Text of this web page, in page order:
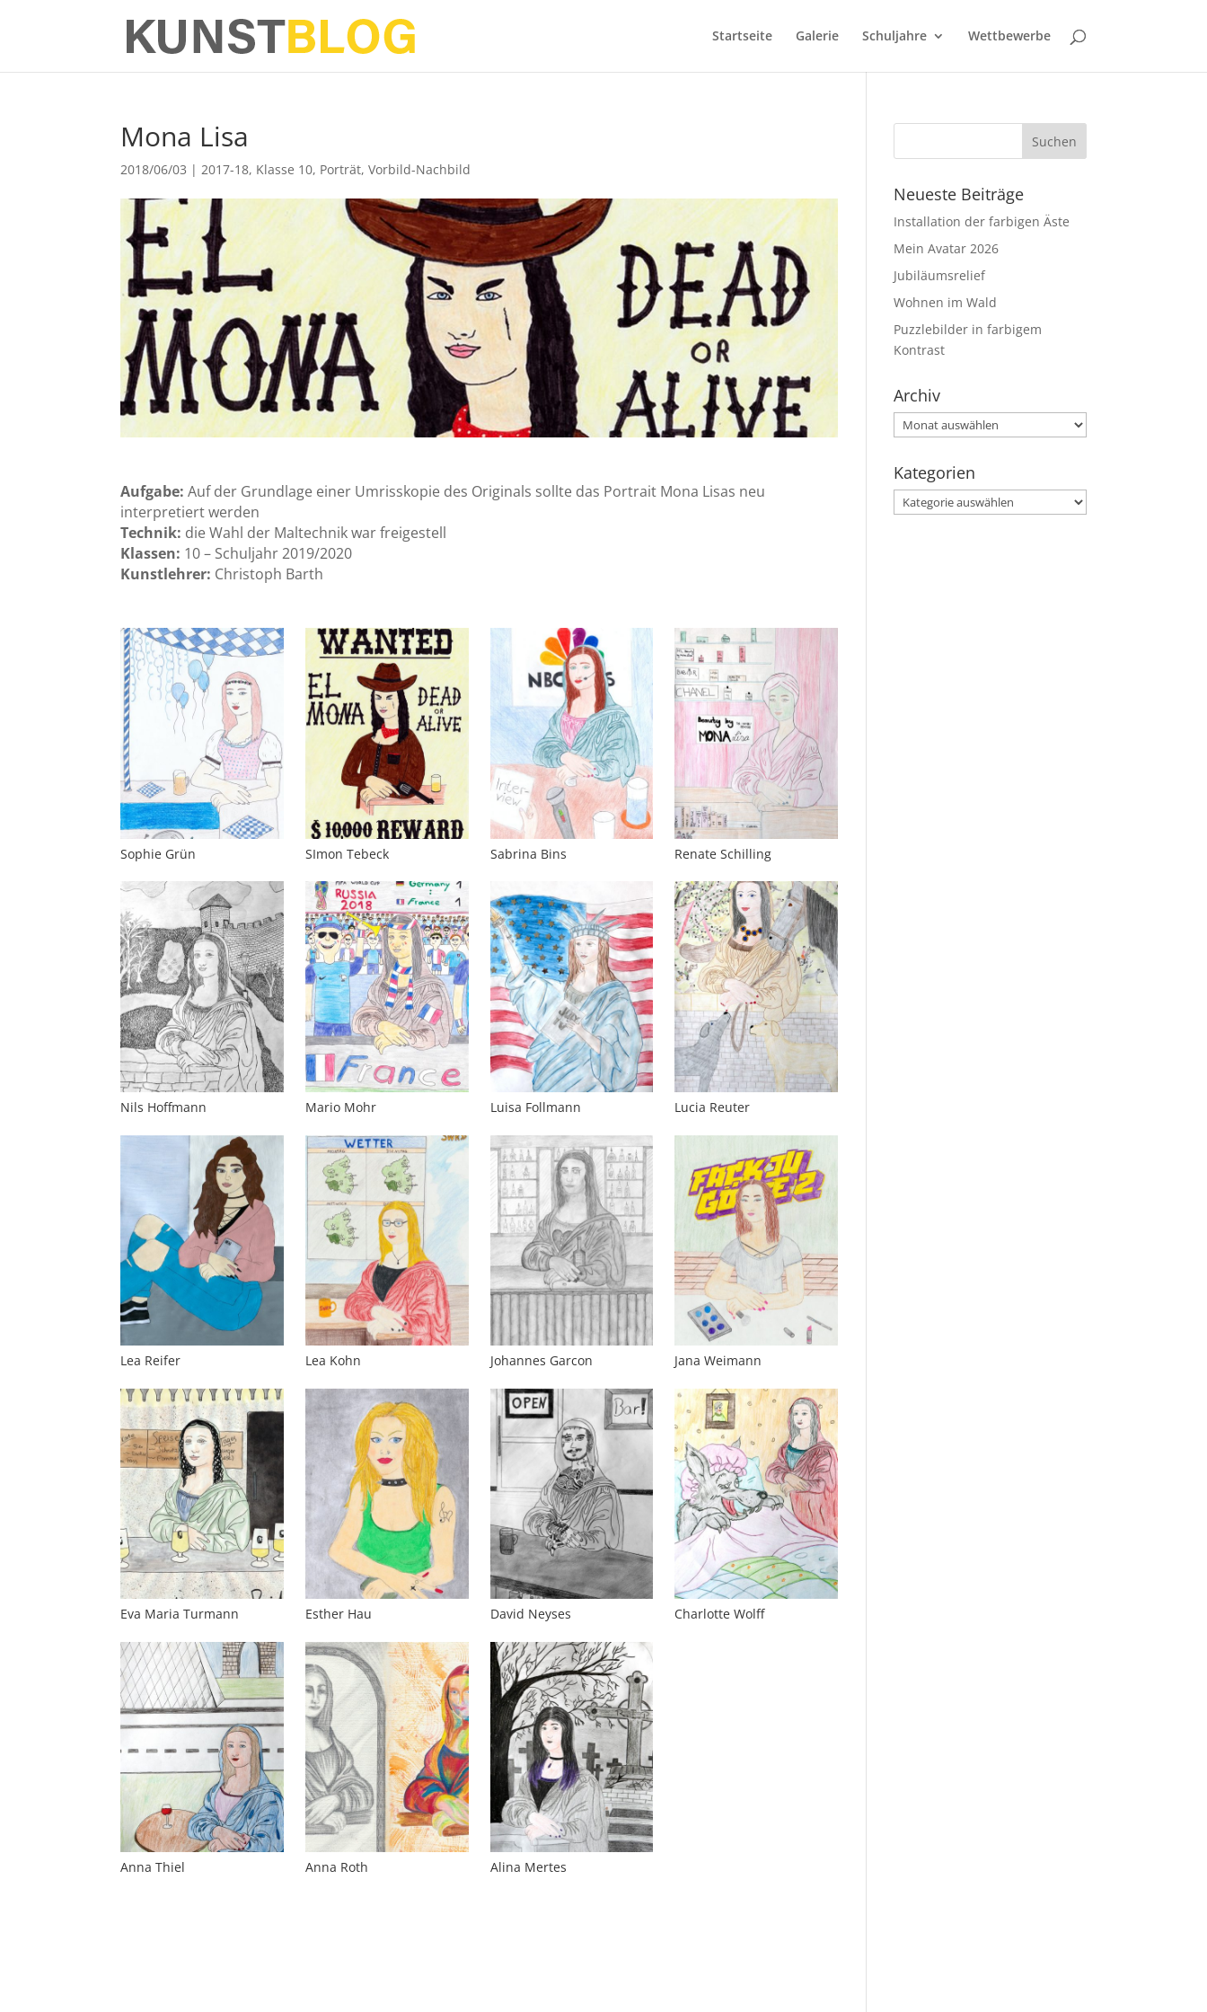
Startseite Galerie Schuljahre Wettbewerbe
Mona Lisa
2018/06/03 |2017-18, Klasse 10, Porträt,Vorbild-Nachbild
Aufgabe:Auf der Grundlage einer Umrisskopie des Originals sollte das Portrait Mona Lisas neu
interpretiert werden
Technik: die Wahl der Maltechnik war freigestell
Klassen: 10 – Schuljahr 2019/2020
Kunstlehrer: Christoph Barth
Sophie Grün SImon Tebeck Sabrina Bins Renate Schilling
Nils Hoffmann Mario Mohr Luisa Follmann Lucia Reuter
Lea Reifer Lea Kohn Johannes Garcon Jana Weimann
Eva Maria Turmann Esther Hau David Neyses Charlotte Wolff
Anna Thiel Anna Roth Alina Mertes
Neueste Beiträge
Installation der farbigen Äste
Mein Avatar 2026
Jubiläumsrelief
Wohnen im Wald
Puzzlebilder in farbigem
Kontrast
Archiv
Archiv
Kategorien
Kategorien